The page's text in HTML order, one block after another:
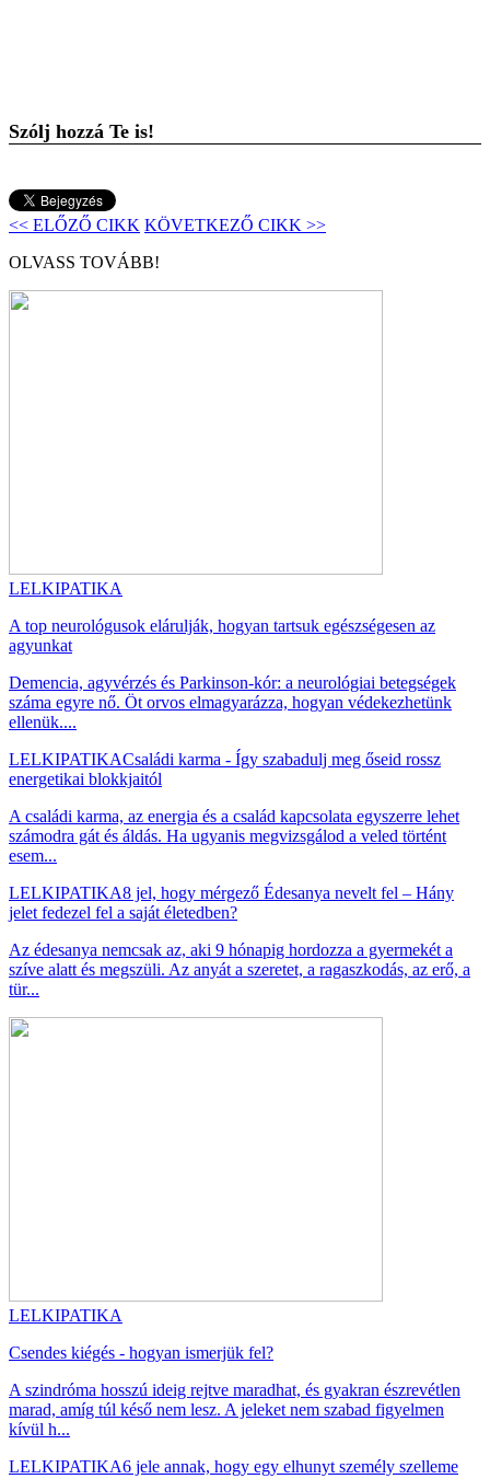
Szólj hozzá Te is!
<< ELŐZŐ CIKK KÖVETKEZŐ CIKK >>
OLVASS TOVÁBB!
LELKIPATIKA
A top neurológusok elárulják, hogyan tartsuk egészségesen az
agyunkat
Demencia, agyvérzés és Parkinson-kór: a neurológiai betegségek
száma egyre nő. Öt orvos elmagyarázza, hogyan védekezhetünk
ellenük....
LELKIPATIKACsaládi karma - Így szabadulj meg őseid rossz
energetikai blokkjaitól
A családi karma, az energia és a család kapcsolata egyszerre lehet
számodra gát és áldás. Ha ugyanis megvizsgálod a veled történt
esem...
LELKIPATIKA8 jel, hogy mérgező Édesanya nevelt fel – Hány
jelet fedezel fel a saját életedben?
Az édesanya nemcsak az, aki 9 hónapig hordozza a gyermekét a
szíve alatt és megszüli. Az anyát a szeretet, a ragaszkodás, az erő, a
tür...
LELKIPATIKA
Csendes kiégés - hogyan ismerjük fel?
A szindróma hosszú ideig rejtve maradhat, és gyakran észrevétlen
marad, amíg túl késő nem lesz. A jeleket nem szabad figyelmen
kívül h...
LELKIPATIKA6 jele annak, hogy egy elhunyt személy szelleme